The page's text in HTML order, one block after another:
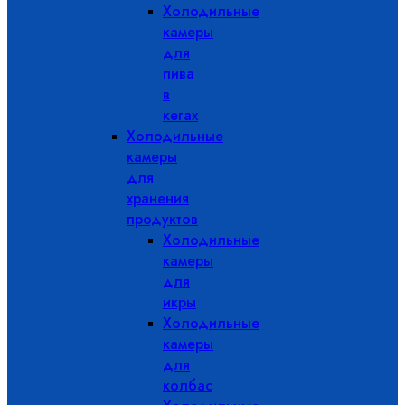
Холодильные
камеры
для
пива
в
кегах
Холодильные
камеры
для
хранения
продуктов
Холодильные
камеры
для
икры
Холодильные
камеры
для
колбас